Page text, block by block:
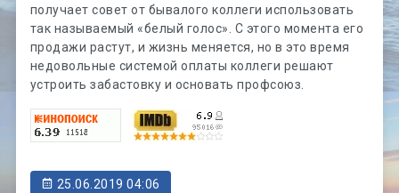
получает совет от бывалого коллеги использовать
так называемый «белый голос». С этого момента его
продажи растут, и жизнь меняется, но в это время
недовольные системой оплаты коллеги решают
устроить забастовку и основать профсоюз.
25.06.2019 04:06